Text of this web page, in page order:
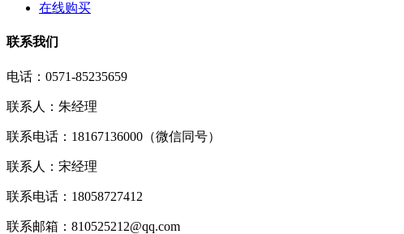
在线购买
联系我们
电话：0571-85235659
联系人：朱经理
联系电话：18167136000（微信同号）
联系人：宋经理
联系电话：18058727412
联系邮箱：810525212@qq.com